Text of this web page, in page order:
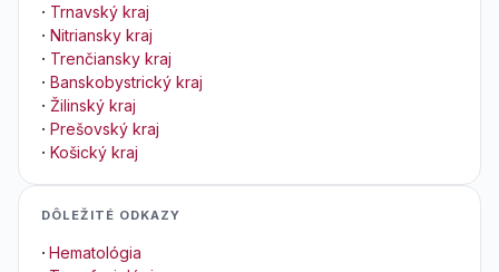
· Trnavský kraj
· Nitriansky kraj
· Trenčiansky kraj
· Banskobystrický kraj
· Žilinský kraj
· Prešovský kraj
· Košický kraj
DÔLEŽITÉ ODKAZY
· Hematológia